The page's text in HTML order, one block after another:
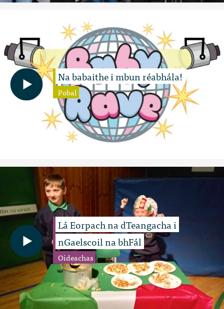
Na babaithe i mbun réabhála!
Pobal
Lá Eorpach na dTeangacha i
nGaelscoil na bhFál
Oideachas